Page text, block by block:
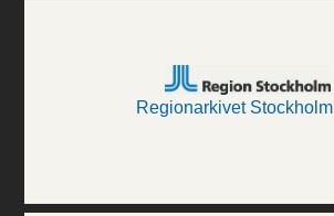
Regionarkivet Stockholm